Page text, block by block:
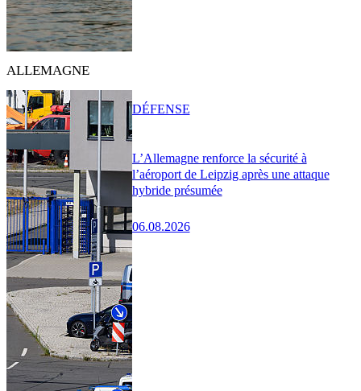
ALLEMAGNE
L’Allemagne renforce la sécurité à
l’aéroport de Leipzig après une attaque
hybride présumée
06.08.2026
DÉFENSE